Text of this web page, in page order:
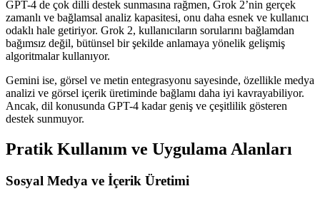
GPT-4 de çok dilli destek sunmasına rağmen, Grok 2’nin gerçek
zamanlı ve bağlamsal analiz kapasitesi, onu daha esnek ve kullanıcı
odaklı hale getiriyor. Grok 2, kullanıcıların sorularını bağlamdan
bağımsız değil, bütünsel bir şekilde anlamaya yönelik gelişmiş
algoritmalar kullanıyor.
Gemini ise, görsel ve metin entegrasyonu sayesinde, özellikle medya
analizi ve görsel içerik üretiminde bağlamı daha iyi kavrayabiliyor.
Ancak, dil konusunda GPT-4 kadar geniş ve çeşitlilik gösteren
destek sunmuyor.
Pratik Kullanım ve Uygulama Alanları
Sosyal Medya ve İçerik Üretimi